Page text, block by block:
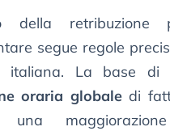
della
segue regole
italiana. La base di
oraria globaledi
una